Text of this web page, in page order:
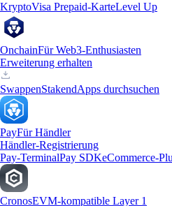
KryptoVisa Prepaid-KarteLevel Up
OnchainFür Web3-Enthusiasten
Erweiterung erhalten
SwappenStakendApps durchsuchen
PayFür Händler
Händler-Registrierung
Pay-TerminalPay SDKeCommerce-
CronosEVM-kompatible Layer 1